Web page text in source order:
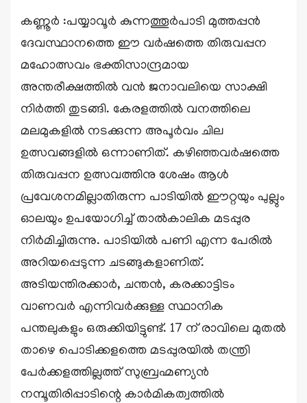
കണ്ണൂർ :പയ്യാവൂർ കുന്നത്തൂർപാടി മുത്തപ്പൻ
ദേവസ്ഥാനത്തെ ഈ വർഷത്തെ തിരുവപ്പന
മഹോത്സവം ഭക്തിസാന്ദ്രമായ
അന്തരീക്ഷത്തിൽ വൻ ജനാവലിയെ സാക്ഷി
നിർത്തി തുടങ്ങി. കേരളത്തിൽ വനത്തിലെ
മലമുകളിൽ നടക്കുന്ന അപൂർവം ചില
ഉത്സവങ്ങളിൽ ഒന്നാണിത്. കഴിഞ്ഞവർഷത്തെ
തിരുവപ്പന ഉത്സവത്തിനു ശേഷം ആൾ
പ്രവേശനമില്ലാതിരുന്ന പാടിയിൽ ഈറ്റയും പുല്ലും
ഓലയും ഉപയോഗിച്ച് താൽകാലിക മടപ്പുര
നിർമിച്ചിരുന്നു. പാടിയിൽ പണി എന്ന പേരിൽ
അറിയപ്പെടുന്ന ചടങ്ങുകളാണിത്.
അടിയന്തിരക്കാർ, ചന്തൻ, കരക്കാട്ടിടം
വാണവർ എന്നിവർക്കുള്ള സ്ഥാനിക
പന്തലുകളും ഒരുക്കിയിട്ടുണ്ട്. 17 ന് രാവിലെ മുതൽ
താഴെ പൊടിക്കളത്തെ മടപ്പുരയിൽ തന്ത്രി
പേർക്കളത്തില്ലത്ത് സുബ്രഹ്മണ്യൻ
നമ്പൂതിരിപ്പാടിന്റെ കാർമികത്വത്തിൽ